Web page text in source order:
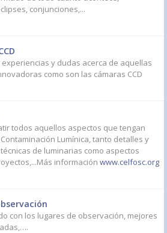
conjunciones,...
y dudas acerca de aquellas
como son las cámaras CCD
todos aquellos aspectos que tengan
Lumínica, tanto detalles y
de luminarias como aspectos
información www.celfosc.org
con los lugares de observación, mejores